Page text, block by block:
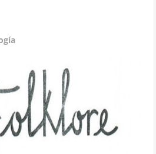
a la X edición de la Feria del Llibru de